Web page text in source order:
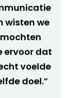
wisten we
ervoor dat
voelde
doel.”